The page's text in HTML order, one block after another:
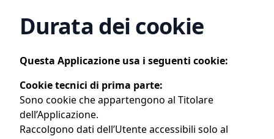
Durata dei cookie
Questa Applicazione usa i seguenti cookie:
Cookie tecnici di prima parte:
Sono cookie che appartengono al Titolare
dell’Applicazione.
Raccolgono dati dell’Utente accessibili solo al